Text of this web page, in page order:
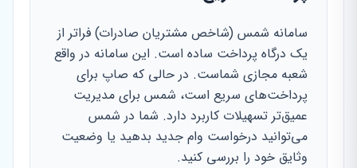
سامانه شمس (شاخص مشتریان صادرات) فراتر از
یک درگاه پرداخت ساده است. این سامانه در واقع
شعبه مجازی شماست. در حالی که صاپ برای
پرداخت‌های سریع است، شمس برای مدیریت
عمیق‌تر تسهیلات کاربرد دارد. شما در شمس
می‌توانید درخواست وام جدید بدهید یا وضعیت
وثایق خود را بررسی کنید.